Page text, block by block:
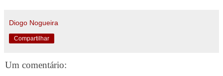
Diogo Nogueira
Compartilhar
Um comentário: